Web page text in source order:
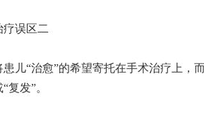
误区二
儿“治愈”的希望寄托在手术治疗上，
复发”。